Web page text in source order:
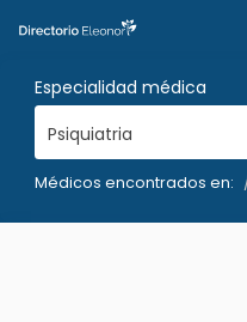
Especialidad médica
Psiquiatria
Médicos encontrados en: